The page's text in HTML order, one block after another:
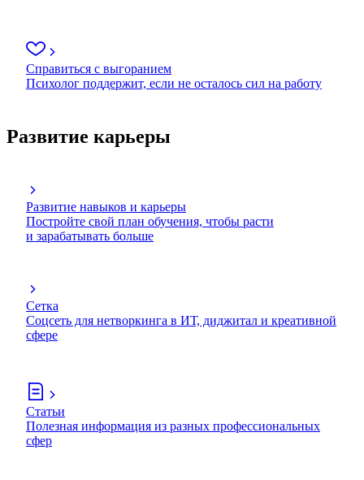
Справиться с выгоранием
Психолог поддержит, если не осталось сил на работу
Развитие карьеры
Развитие навыков и карьеры
Постройте свой план обучения, чтобы расти
и зарабатывать больше
Сетка
Соцсеть для нетворкинга в ИТ, диджитал и креативной
сфере
Статьи
Полезная информация из разных профессиональных
сфер